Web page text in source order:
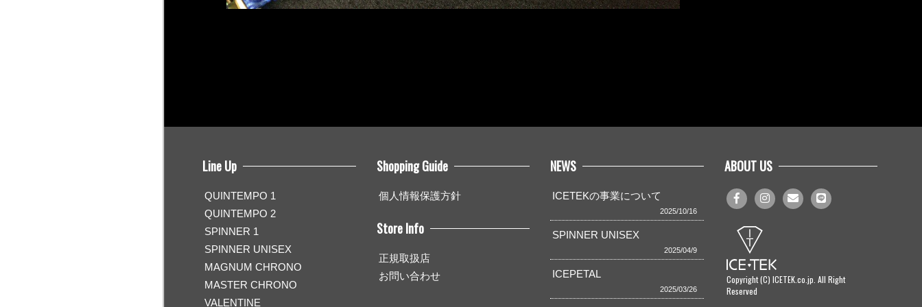
Line Up
QUINTEMPO 1
QUINTEMPO 2
SPINNER 1
SPINNER UNISEX
MAGNUM CHRONO
MASTER CHRONO
VALENTINE
Shopping Guide
個人情報保護方針
Store Info
正規取扱店
お問い合わせ
NEWS
ICETEKの事業について
2025/10/16
SPINNER UNISEX
2025/04/9
ICEPETAL
2025/03/26
ABOUT US
Copyright (C) ICETEK.co.jp. All Right
Reserved